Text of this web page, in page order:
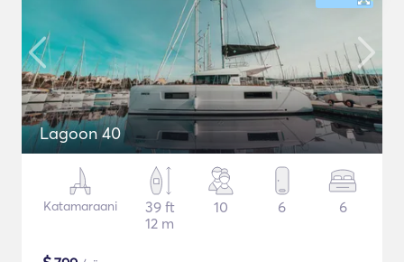
Lagoon 40
Katamaraani
39 ft
12 m
10 6 6